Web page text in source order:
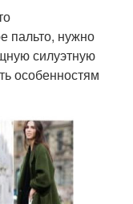
пальто, нужно
силуэтную
особенностям